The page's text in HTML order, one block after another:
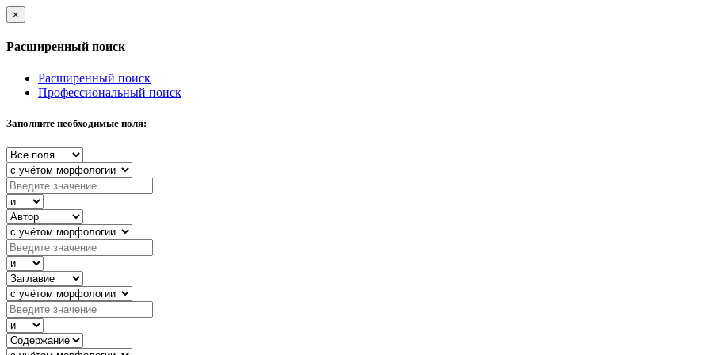
×
Расширенный поиск
Расширенный поиск
Профессиональный поиск
Заполните необходимые поля: